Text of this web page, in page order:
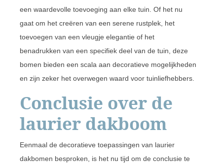
een waardevolle toevoeging aan elke tuin. Of het nu
gaat om het creëren van een serene rustplek, het
toevoegen van een vleugje elegantie of het
benadrukken van een specifiek deel van de tuin, deze
bomen bieden een scala aan decoratieve mogelijkheden
en zijn zeker het overwegen waard voor tuinliefhebbers.
Conclusie over de
laurier dakboom
Eenmaal de decoratieve toepassingen van laurier
dakbomen besproken, is het nu tijd om de conclusie te